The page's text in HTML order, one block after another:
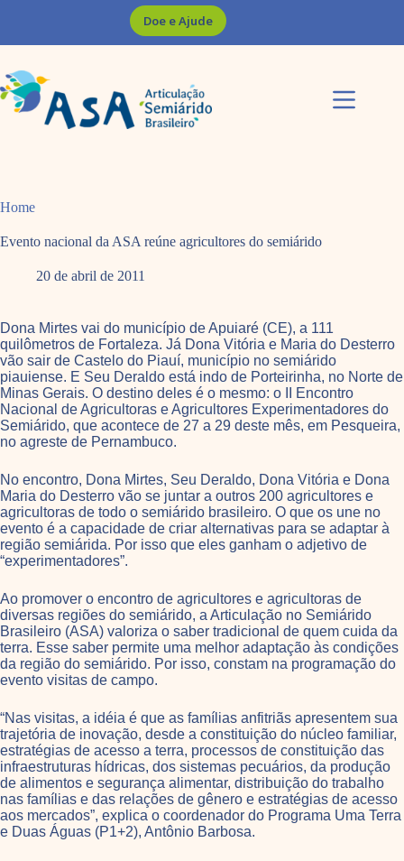
Doe e Ajude
Home
Evento nacional da ASA reúne agricultores do semiárido
20 de abril de 2011
Dona Mirtes vai do município de Apuiaré (CE), a 111
quilômetros de Fortaleza. Já Dona Vitória e Maria do Desterro
vão sair de Castelo do Piauí, município no semiárido
piauiense. E Seu Deraldo está indo de Porteirinha, no Norte de
Minas Gerais. O destino deles é o mesmo: o II Encontro
Nacional de Agricultoras e Agricultores Experimentadores do
Semiárido, que acontece de 27 a 29 deste mês, em Pesqueira,
no agreste de Pernambuco.
No encontro, Dona Mirtes, Seu Deraldo, Dona Vitória e Dona
Maria do Desterro vão se juntar a outros 200 agricultores e
agricultoras de todo o semiárido brasileiro. O que os une no
evento é a capacidade de criar alternativas para se adaptar à
região semiárida. Por isso que eles ganham o adjetivo de
“experimentadores”.
Ao promover o encontro de agricultores e agricultoras de
diversas regiões do semiárido, a Articulação no Semiárido
Brasileiro (ASA) valoriza o saber tradicional de quem cuida da
terra. Esse saber permite uma melhor adaptação às condições
da região do semiárido. Por isso, constam na programação do
evento visitas de campo.
“Nas visitas, a idéia é que as famílias anfitriãs apresentem sua
trajetória de inovação, desde a constituição do núcleo familiar,
estratégias de acesso a terra, processos de constituição das
infraestruturas hídricas, dos sistemas pecuários, da produção
de alimentos e segurança alimentar, distribuição do trabalho
nas famílias e das relações de gênero e estratégias de acesso
aos mercados”, explica o coordenador do Programa Uma Terra
e Duas Águas (P1+2), Antônio Barbosa.